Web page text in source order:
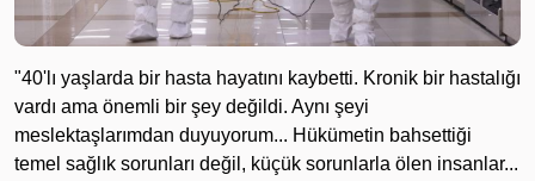
"40'lı yaşlarda bir hasta hayatını kaybetti. Kronik bir hastalığı
vardı ama önemli bir şey değildi. Aynı şeyi
meslektaşlarımdan duyuyorum... Hükümetin bahsettiği
temel sağlık sorunları değil, küçük sorunlarla ölen insanlar...